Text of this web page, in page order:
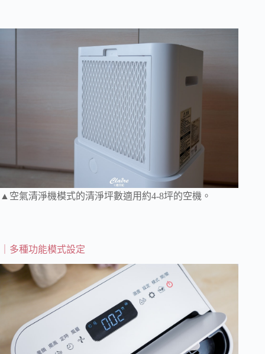
▲空氣清淨機模式的清淨坪數適用約4-8坪的空機。
｜多種功能模式設定